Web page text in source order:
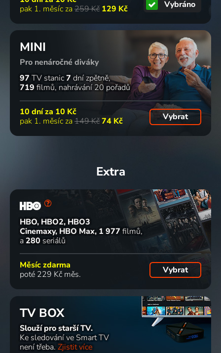
pak 1. měsíc za 259 Kč 129 Kč Vybráno
MINI
Pro nenáročné diváky
97 TV stanic7 dní zpětně
719 filmů nahrávání 20 pořadů
10 dní za 10 Kč
pak 1. měsíc za 149 Kč74 Kč Vybrat
Extra
HBO, HBO2, HBO3
Cinemaxy, HBO Max 1 977 filmů
a 280 seriálů
Měsíc zdarma
poté 229 Kč měs.
Vybrat
TV BOX
Slouží pro starší TV.
Ke sledování ve Smart TV
není třeba. Zjistit více